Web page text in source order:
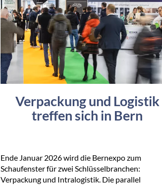
Verpackung und Logistik
treffen sich in Bern
Ende Januar 2026 wird die Bernexpo zum
Schaufenster für zwei Schlüsselbranchen:
Verpackung und Intralogistik. Die parallel